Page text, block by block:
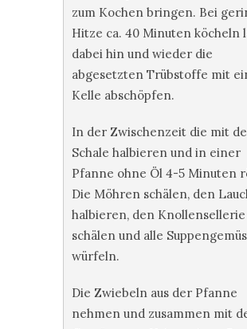
zum Kochen bringen. Bei
Hitze ca. 40 Minuten köcheln
dabei hin und wieder die
abgesetzten Trübstoffe mit
Kelle abschöpfen.
In der Zwischenzeit die mit
Schale halbieren und in einer
Pfanne ohne Öl 4-5 Minuten
Die Möhren schälen, den
halbieren, den Knollensellerie
schälen und alle
würfeln.
Die Zwiebeln aus der Pfanne
nehmen und zusammen mit